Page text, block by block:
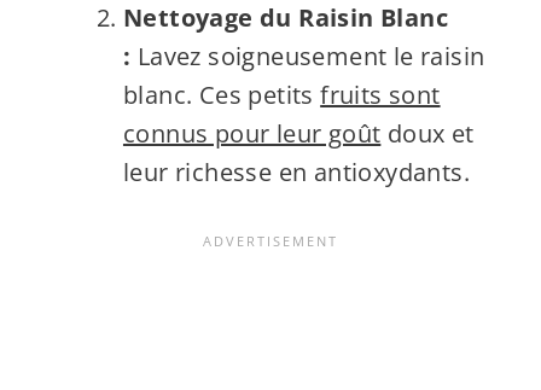
Nettoyage du Raisin Blanc
: Lavez soigneusement le raisin
blanc. Ces petitsfruits sont
connus pour leur goût doux et
leur richesse en antioxydants.